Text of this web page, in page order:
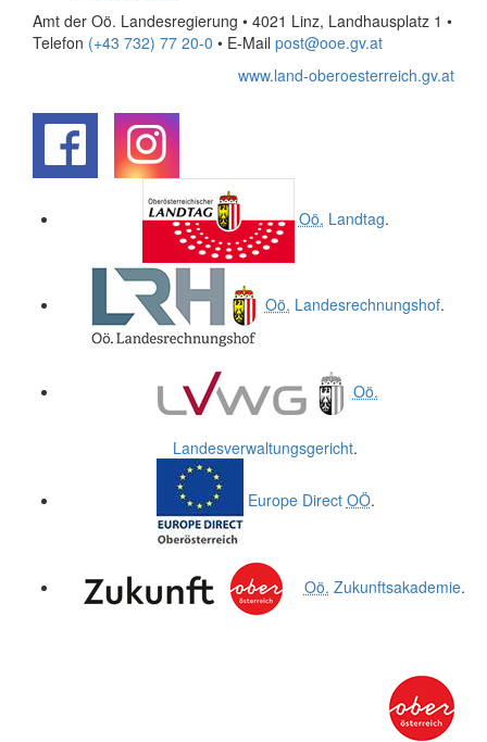
Amt der Oö. Landesregierung • 4021 Linz, Landhausplatz 1 •
Telefon (+43 732) 77 20-0 • E-Mail post@ooe.gv.at
www.land-oberoesterreich.gv.at
Oö. Landtag.
Oö. Landesrechnungshof.
Oö.
Landesverwaltungsgericht.
Europe Direct OÖ.
Oö. Zukunftsakademie.